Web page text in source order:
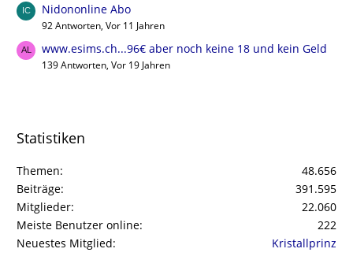
Nidononline Abo
92 Antworten, Vor 11 Jahren
www.esims.ch...96€ aber noch keine 18 und kein Geld
139 Antworten, Vor 19 Jahren
Statistiken
Themen
48.656
Beiträge
391.595
Mitglieder
22.060
Meiste Benutzer online
222
Neuestes Mitglied
Kristallprinz